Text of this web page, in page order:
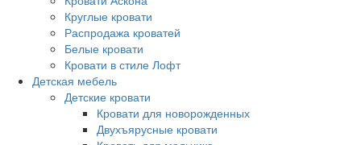
Круглые кровати
Распродажа кроватей
Белые кровати
Кровати в стиле Лофт
Детская мебель
Детские кровати
Кровати для новорожденных
Двухъярусные кровати